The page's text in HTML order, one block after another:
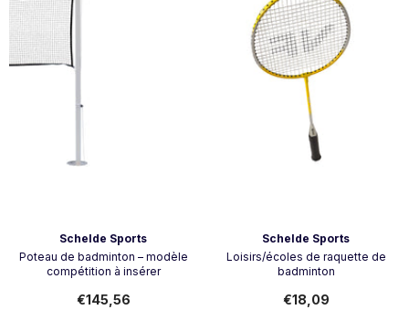
Schelde Sports
Poteau de badminton – modèle
compétition à insérer
€145,56
Schelde Sports
Loisirs/écoles de raquette de
badminton
€18,09